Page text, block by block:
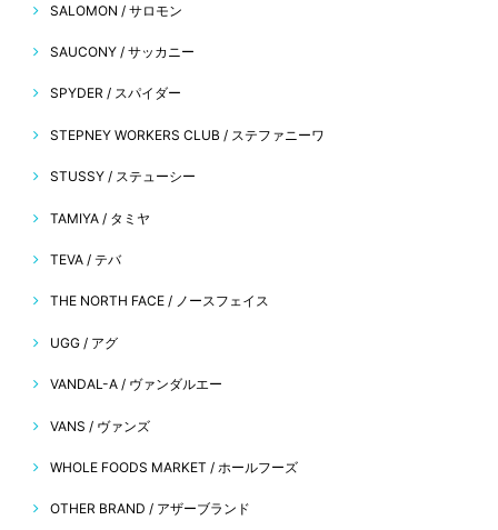
SALOMON / サロモン
SAUCONY / サッカニー
SPYDER / スパイダー
STEPNEY WORKERS CLUB / ステファニーワ
STUSSY / ステューシー
TAMIYA / タミヤ
TEVA / テバ
THE NORTH FACE / ノースフェイス
UGG / アグ
VANDAL-A / ヴァンダルエー
VANS / ヴァンズ
WHOLE FOODS MARKET / ホールフーズ
OTHER BRAND / アザーブランド